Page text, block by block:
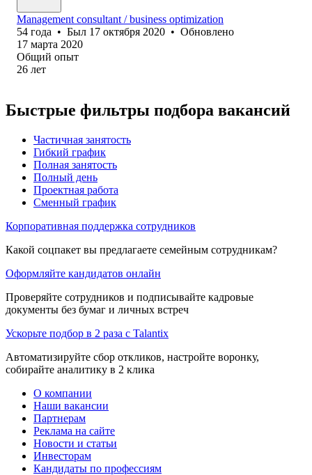
Management consultant / business optimization
54 года • Был 17 октября 2020 • Обновлено
17 марта 2020
Общий опыт
26 лет
Быстрые фильтры подбора вакансий
Частичная занятость
Гибкий график
Полная занятость
Полный день
Проектная работа
Сменный график
Корпоративная поддержка сотрудников
Какой соцпакет вы предлагаете семейным сотрудникам?
Оформляйте кандидатов онлайн
Проверяйте сотрудников и подписывайте кадровые
документы без бумаг и личных встреч
Ускорьте подбор в 2 раза с Talantix
Автоматизируйте сбор откликов, настройте воронку,
собирайте аналитику в 2 клика
О компании
Наши вакансии
Партнерам
Реклама на сайте
Новости и статьи
Инвесторам
Кандидаты по профессиям